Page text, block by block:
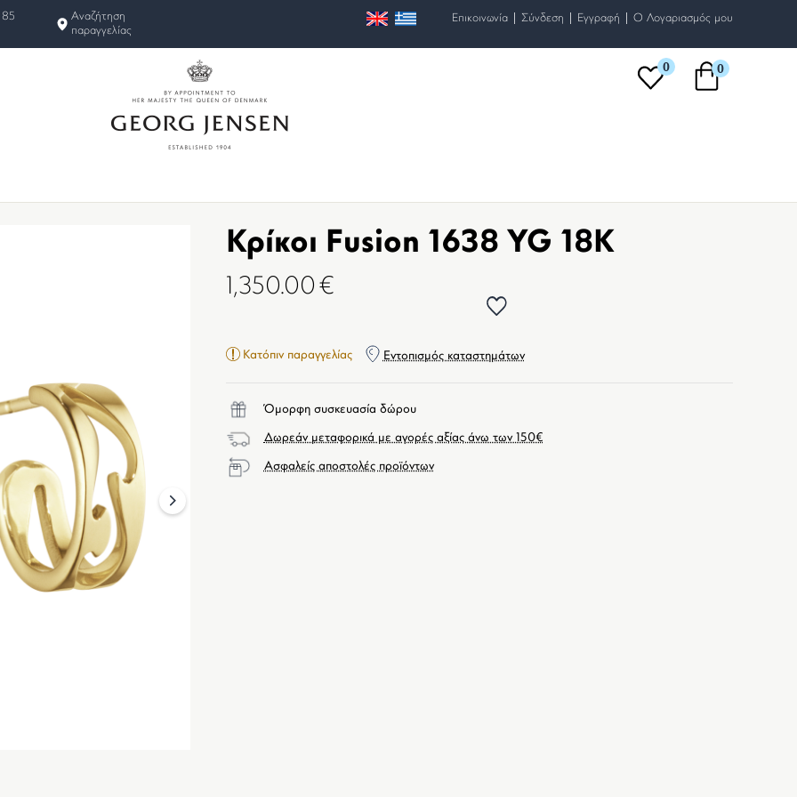
85
Αναζήτηση
παραγγελίας
Επικοινωνία | Σύνδεση | Εγγραφή | O Λογαριασμός μου
0 0
next
Κρίκοι Fusion 1638 YG 18K
1,350.00 €
Κατόπιν παραγγελίας Εντοπισμός καταστημάτων
Όμορφη συσκευασία δώρου
Δωρεάν μεταφορικά με αγορές αξίας άνω των 150€
Ασφαλείς αποστολές προϊόντων